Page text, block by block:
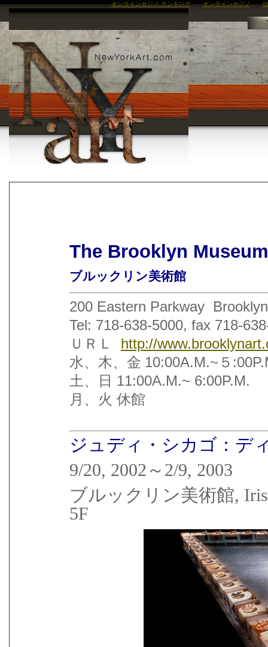
オンラインカジノ ランキング オンラインカジノ
The Brooklyn
ブルックリン美術館
200 Eastern Parkway
Tel: 718-638-5000, fax 718-
ＵＲＬ
http://
水、木、金 10:00A.M.~５
土、日 11:00A.M.~ 6:00P.M.
月、火 休館
ジュディ・シカゴ：デ
9/20, 2002～2/9, 2003
ブルックリン美術館,
5F